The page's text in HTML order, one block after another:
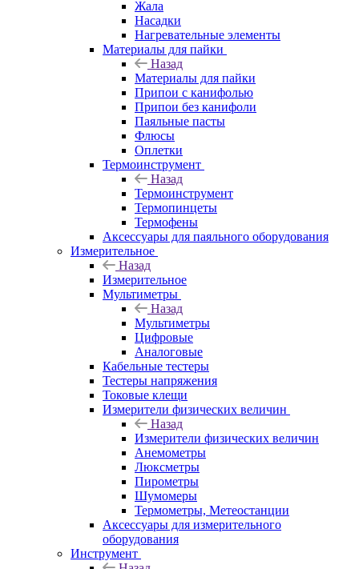
Жала
Насадки
Нагревательные элементы
Материалы для пайки
Назад
Материалы для пайки
Припои с канифолью
Припои без канифоли
Паяльные пасты
Флюсы
Оплетки
Термоинструмент
Назад
Термоинструмент
Термопинцеты
Термофены
Аксессуары для паяльного оборудования
Измерительное
Назад
Измерительное
Мультиметры
Назад
Мультиметры
Цифровые
Аналоговые
Кабельные тестеры
Тестеры напряжения
Токовые клещи
Измерители физических величин
Назад
Измерители физических величин
Анемометры
Люксметры
Пирометры
Шумомеры
Термометры, Метеостанции
Аксессуары для измерительного
оборудования
Инструмент